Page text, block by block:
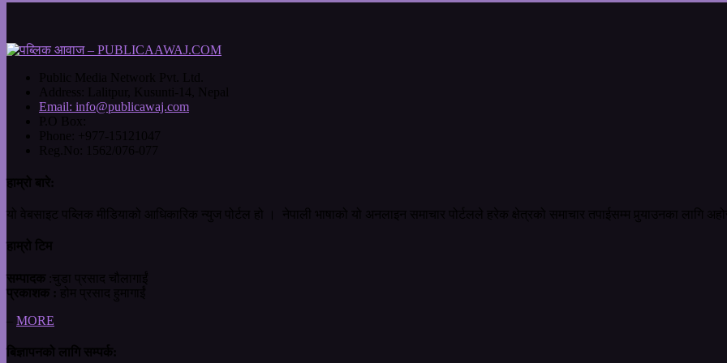
Email: info@publicawaj.com
MORE